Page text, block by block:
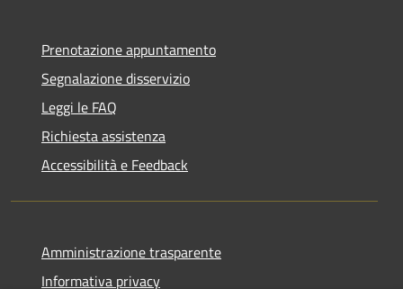
Prenotazione appuntamento
Segnalazione disservizio
Leggi le FAQ
Richiesta assistenza
Accessibilità e Feedback
Amministrazione trasparente
Informativa privacy